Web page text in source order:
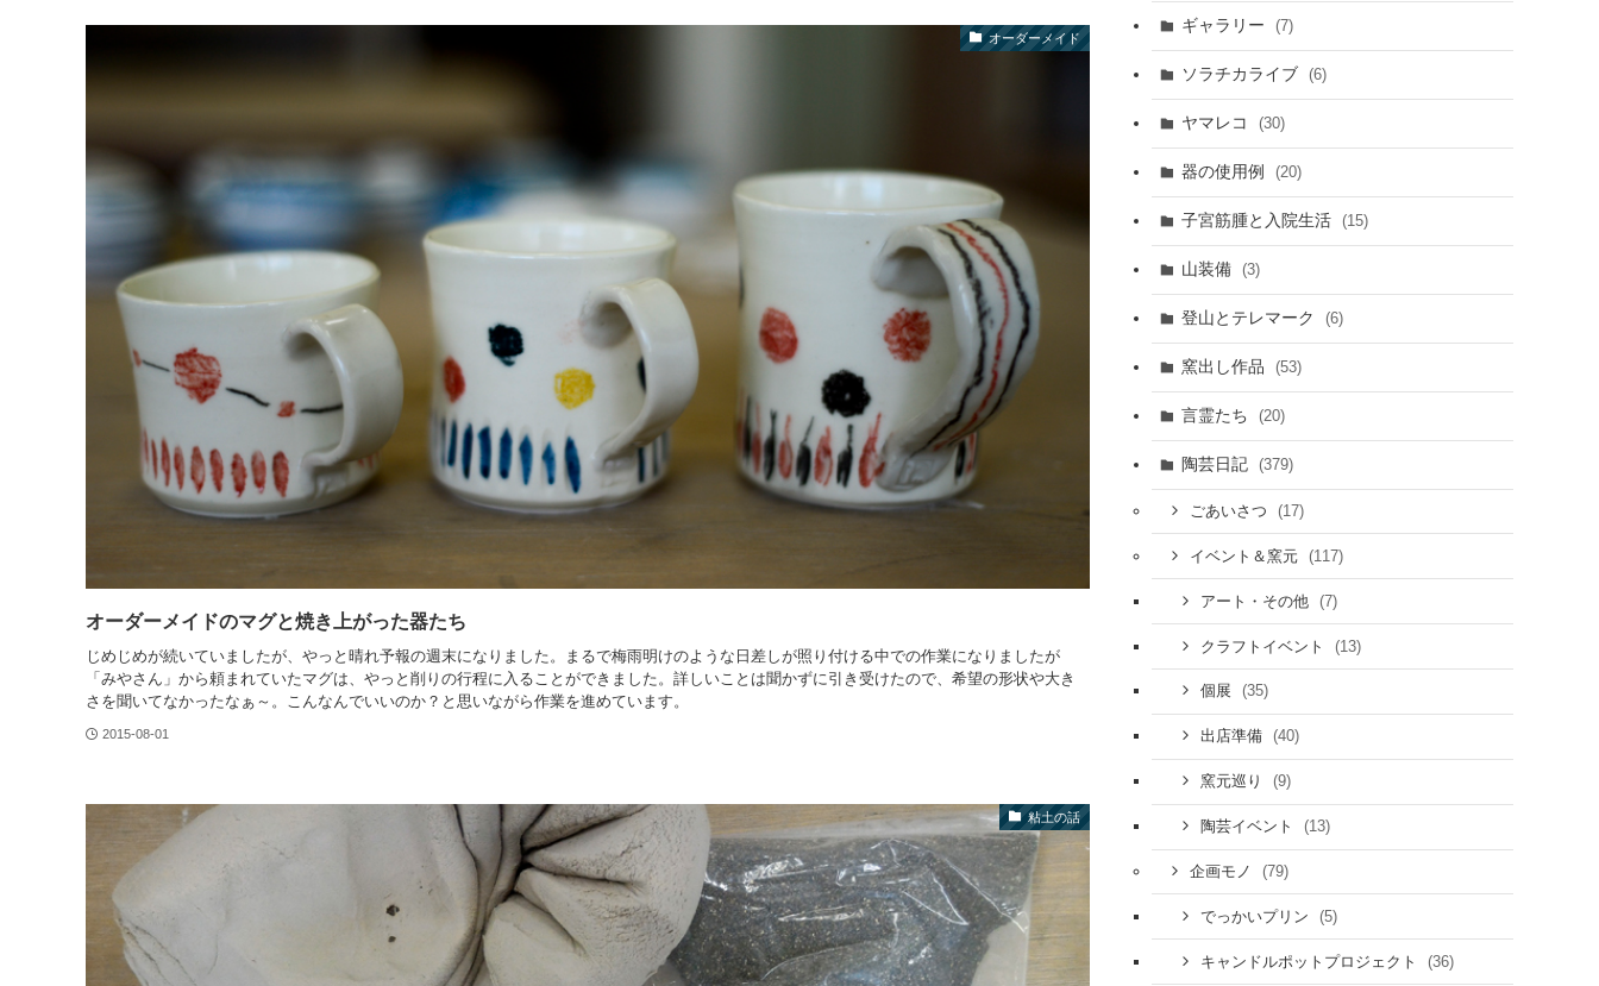
オーダーメイド
オーダーメイドのマグと焼き上がった器たち
じめじめが続いていましたが、やっと晴れ予報の週末になりました。まるで梅雨明けのような日差しが照り付ける中での作業になりましたが
「みやさん」から頼まれていたマグは、やっと削りの行程に入ることができました。詳しいことは聞かずに引き受けたので、希望の形状や大き
さを聞いてなかったなぁ～。こんなんでいいのか？と思いながら作業を進めています。
2015-08-01
粘土の話
ギャラリー (7)
ソラチカライブ (6)
ヤマレコ (30)
器の使用例 (20)
子宮筋腫と入院生活 (15)
山装備 (3)
登山とテレマーク (6)
窯出し作品 (53)
言霊たち (20)
陶芸日記 (379)
ごあいさつ (17)
イベント＆窯元 (117)
アート・その他 (7)
クラフトイベント (13)
個展 (35)
出店準備 (40)
窯元巡り (9)
陶芸イベント (13)
企画モノ (79)
でっかいプリン (5)
キャンドルポットプロジェクト (36)